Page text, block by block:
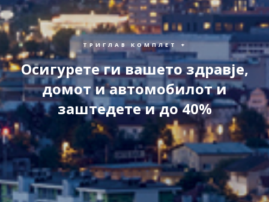
ТРИГЛАВ КОМПЛЕТ +
Осигурете ги вашето здравје,
домот и автомобилот и
заштедете и до 40%